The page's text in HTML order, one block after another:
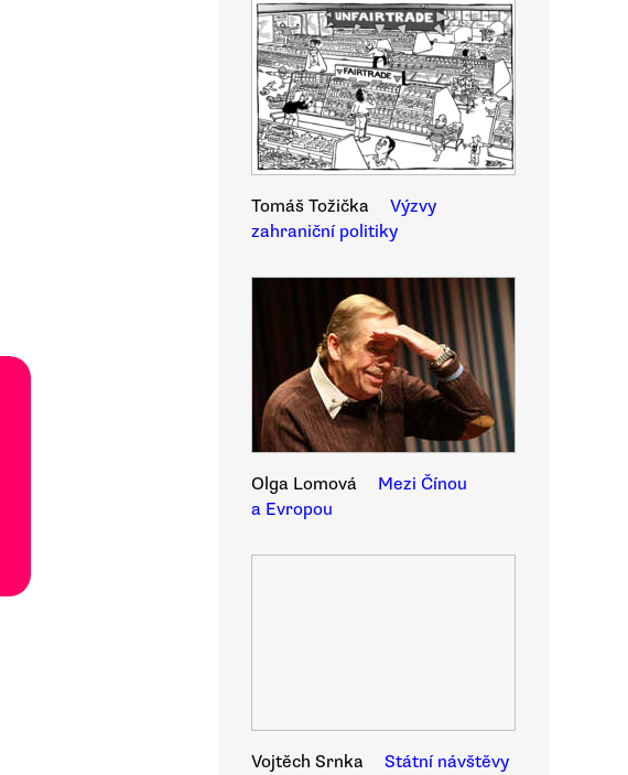
Tomáš Tožička
Výzvy
zahraniční politiky
Olga Lomová
Mezi Čínou
a Evropou
Vojtěch Srnka
Státní návštěvy